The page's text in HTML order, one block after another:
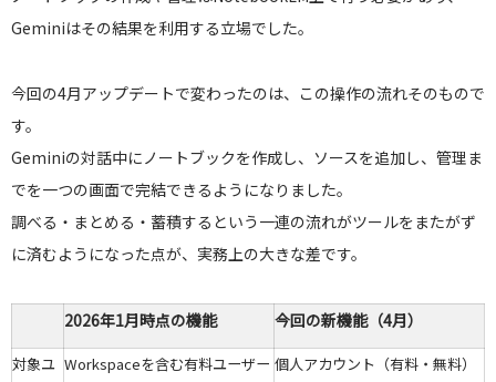
Geminiはその結果を利用する立場でした。
今回の4月アップデートで変わったのは、この操作の流れそのもので
す。
Geminiの対話中にノートブックを作成し、ソースを追加し、管理ま
でを一つの画面で完結できるようになりました。
調べる・まとめる・蓄積するという一連の流れがツールをまたがず
に済むようになった点が、実務上の大きな差です。
2026年1月時点の機能 今回の新機能（4月）
対象ユ Workspaceを含む有料ユーザー 個人アカウント（有料・無料）